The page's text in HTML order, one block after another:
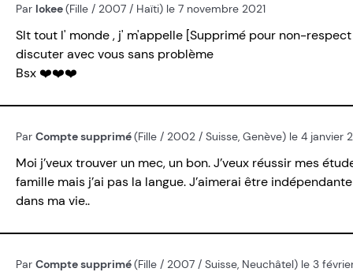
Par lokee(Fille / 2007 / Haïti) le 7 novembre 2021
Slt tout l' monde , j' m'appelle [Supprimé pour non-
discuter avec vous sans problème
Bsx ❤️❤️❤️
Par Compte supprimé(Fille / 2002 / Suisse, Genève) le 4 janvier
Moi j’veux trouver un mec, un bon. J’veux réussir mes
famille mais j’ai pas la langue. J’aimerai être
dans ma vie..
Par Compte supprimé(Fille / 2007 / Suisse, Neuchâtel) le 3